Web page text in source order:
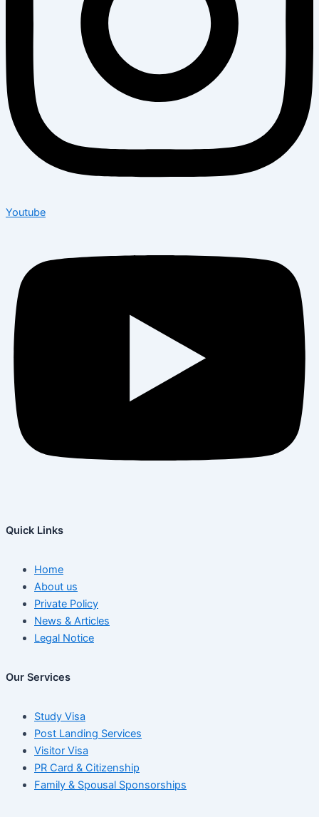
Youtube
Quick Links
Home
About us
Private Policy
News & Articles
Legal Notice
Our Services
Study Visa
Post Landing Services
Visitor Visa
PR Card & Citizenship
Family & Spousal Sponsorships